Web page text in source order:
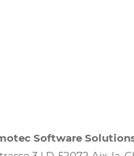
Software